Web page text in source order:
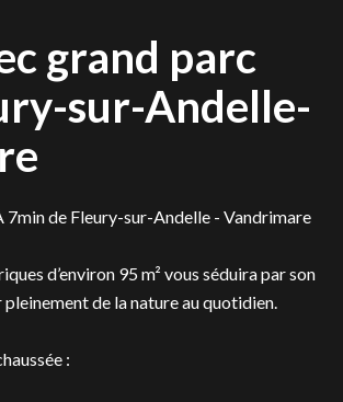
grand parc
sur-Andelle-
de Fleury-sur-Andelle - Vandrimare
d’environ 95 m² vous séduira par son
de la nature au quotidien.
: